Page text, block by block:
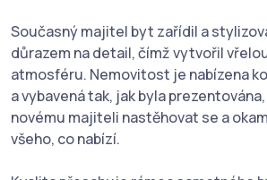
Současný majitel byt zařídil a
důrazem na detail, čímž vytvořil
atmosféru. Nemovitost je nabízena
a vybavená tak, jak byla
novému majiteli nastěhovat se a
všeho, co nabízí.